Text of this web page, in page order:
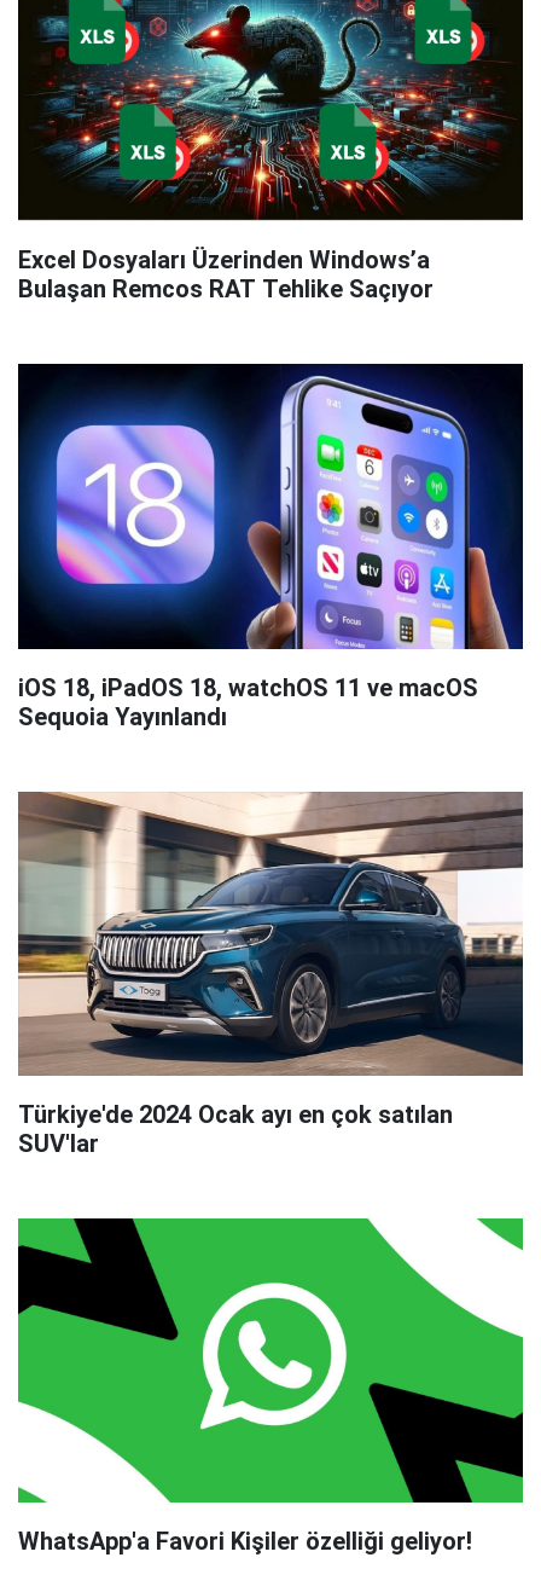
Excel Dosyaları Üzerinden Windows’a
Bulaşan Remcos RAT Tehlike Saçıyor
iOS 18, iPadOS 18, watchOS 11 ve macOS
Sequoia Yayınlandı
Türkiye'de 2024 Ocak ayı en çok satılan
SUV'lar
WhatsApp'a Favori Kişiler özelliği geliyor!